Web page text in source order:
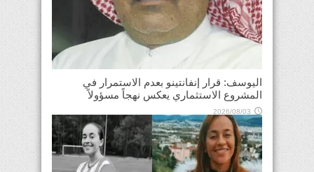
اليوسف: قرار إنفانتينو بعدم الاستمرار في
المشروع الاستثماري يعكس نهجاً مسؤولاً
2026/08/03